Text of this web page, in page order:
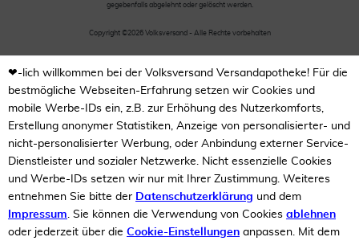
gegebenfalls abgelehnt oder gelöscht werden.
Copyright ©2026 Volksversand - Alle Rechte vorbehalten
❤-lich willkommen bei der Volksversand Versandapotheke! Für die
bestmögliche Webseiten-Erfahrung setzen wir Cookies und
mobile Werbe-IDs ein, z.B. zur Erhöhung des Nutzerkomforts,
Erstellung anonymer Statistiken, Anzeige von personalisierter- und
nicht-personalisierter Werbung, oder Anbindung externer Service-
Dienstleister und sozialer Netzwerke. Nicht essenzielle Cookies
und Werbe-IDs setzen wir nur mit Ihrer Zustimmung. Weiteres
entnehmen Sie bitte der Datenschutzerklärung und dem
Impressum. Sie können die Verwendung von Cookies ablehnen
oder jederzeit über die Cookie-Einstellungen anpassen. Mit dem